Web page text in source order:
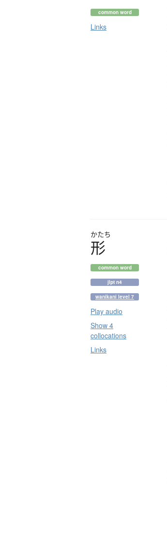
common word
Links
かたち
形
common word
jlpt n4
wanikani level 7
Play audio
Show 4
collocations
Links